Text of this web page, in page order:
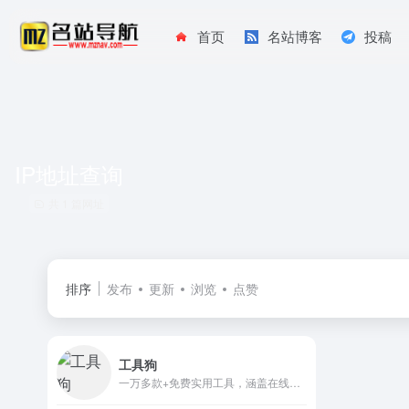
首页 名站博客 投稿
排序 发布 更新 浏览 点赞
工具狗